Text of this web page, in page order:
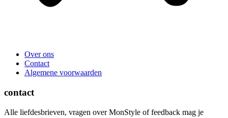
Over ons
Contact
Algemene voorwaarden
contact
Alle liefdesbrieven, vragen over MonStyle of feedback mag je